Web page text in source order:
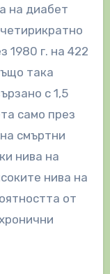
на диабет
1980 г. на 422
така
с 1,5
само през
смъртни
нива на
нива на
от